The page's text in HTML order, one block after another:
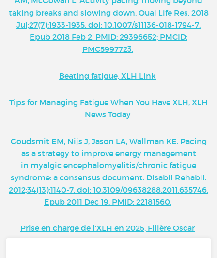
taking breaks and slowing down. Qual Life Res. 2018
Jul;27(7):1933-1935. doi: 10.1007/s11136-018-1794-7.
Epub 2018 Feb 2. PMID: 29396652; PMCID:
PMC5997723.
Beating fatigue, XLH Link
Tips for Managing Fatigue When You Have XLH, XLH
News Today
Goudsmit EM, Nijs J, Jason LA, Wallman KE. Pacing
as a strategy to improve energy management
in myalgic encephalomyelitis/chronic fatigue
syndrome: a consensus document. Disabil Rehabil.
2012;34(13):1140-7. doi: 10.3109/09638288.2011.635746.
Epub 2011 Dec 19. PMID: 22181560.
Prise en charge de l'XLH en 2025, Filière Oscar